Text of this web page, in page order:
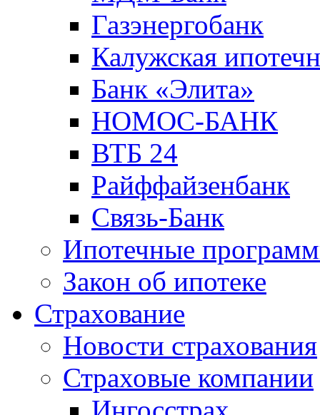
Газэнергобанк
Калужская
Банк «Элита»
НОМОС-БАНК
ВТБ 24
Райффайзенбанк
Связь-Банк
Ипотечные
Закон об ипотеке
Страхование
Новости страхования
Страховые компании